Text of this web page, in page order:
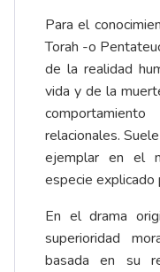
Para el
Torah -o
de la realidad
vida y de la
relacionales.
ejemplar en el
especie explicado
En el drama
superioridad
basada en su